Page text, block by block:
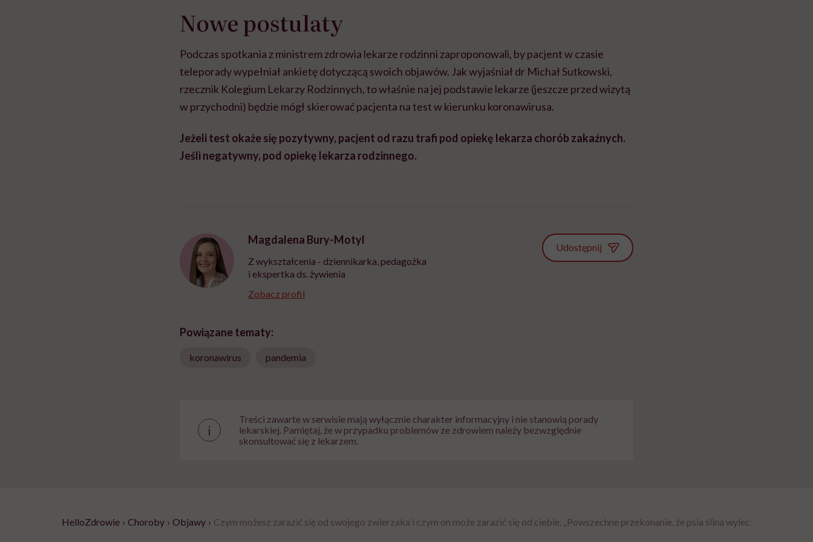
Nowe postulaty
Podczas spotkania z ministrem zdrowia lekarze rodzinni zaproponowali, by pacjent w czasie
teleporady wypełniał ankietę dotyczącą swoich objawów. Jak wyjaśniał dr Michał Sutkowski,
rzecznik Kolegium Lekarzy Rodzinnych, to właśnie na jej podstawie lekarze (jeszcze przed wizytą
w przychodni) będzie mógł skierować pacjenta na test w kierunku koronawirusa.
Jeżeli test okaże się pozytywny, pacjent od razu trafi pod opiekę lekarza chorób zakaźnych.
Jeśli negatywny, pod opiekę lekarza rodzinnego.
Magdalena Bury-Motyl
Z wykształcenia - dziennikarka, pedagożka
i ekspertka ds. żywienia
Zobacz profil
Udostępnij
Powiązane tematy:
koronawirus pandemia
i
Treści zawarte w serwisie mają wyłącznie charakter informacyjny i nie stanowią porady
lekarskiej. Pamiętaj, że w przypadku problemów ze zdrowiem należy bezwzględnie
skonsultować się z lekarzem.
HelloZdrowie › Choroby › Objawy › Czym możesz zarazić się od swojego zwierzaka i czym on może zarazić się od ciebie. „Powszechne przekonanie, że psia ślina wyleczy ludzką